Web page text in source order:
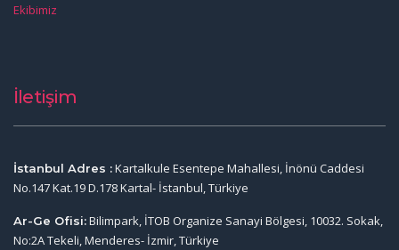
Ekibimiz
İletişim
İstanbul Adres :Kartalkule Esentepe Mahallesi, İnönü Caddesi
No.147 Kat.19 D.178 Kartal- İstanbul, Türkiye
Ar-Ge Ofisi:Bilimpark, İTOB Organize Sanayi Bölgesi, 10032. Sokak,
No:2A Tekeli, Menderes- İzmir, Türkiye